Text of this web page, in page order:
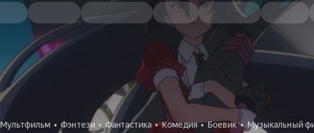
Мультфильм Фэнтези Фантастика Комедия Боевик Музыкальный